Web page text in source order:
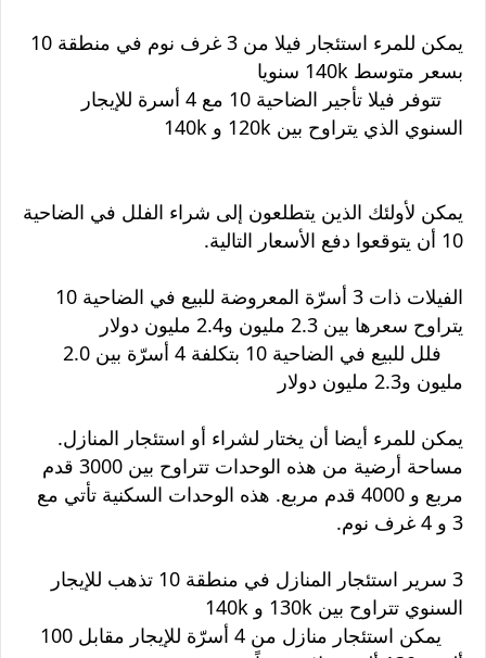
يمكن للمرء استئجار فيلا من 3 غرف نوم في منطقة 10
بسعر متوسط 140k سنويا
تتوفر فيلا تأجير الضاحية 10 مع 4 أسرة للإيجار
يمكن لأولئك الذين يتطلعون إلى شراء الفلل في الضاحية
10 أن يتوقعوا دفع الأسعار التالية.
الفيلات ذات 3 أسرّة المعروضة للبيع في الضاحية 10
يتراوح سعرها بين 2.3 مليون و2.4 مليون دولار
فلل للبيع في الضاحية 10 بتكلفة 4 أسرّة بين 2.0
مليون و2.3 مليون دولار
يمكن للمرء أيضا أن يختار لشراء أو استئجار المنازل.
مساحة أرضية من هذه الوحدات تتراوح بين 3000 قدم
مربع و 4000 قدم مربع. هذه الوحدات السكنية تأتي مع
3 و 4 غرف نوم.
3 سرير استئجار المنازل في منطقة 10 تذهب للإيجار
السنوي تتراوح بين 130k و 140k
يمكن استئجار منازل من 4 أسرّة للإيجار مقابل 100